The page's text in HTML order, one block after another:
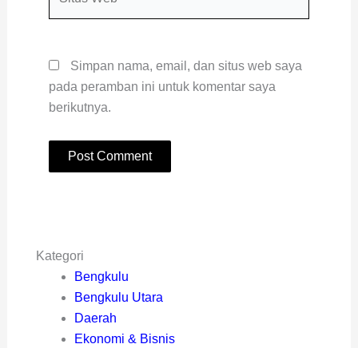
Simpan nama, email, dan situs web saya
pada peramban ini untuk komentar saya
berikutnya.
Kategori
Bengkulu
Bengkulu Utara
Daerah
Ekonomi & Bisnis